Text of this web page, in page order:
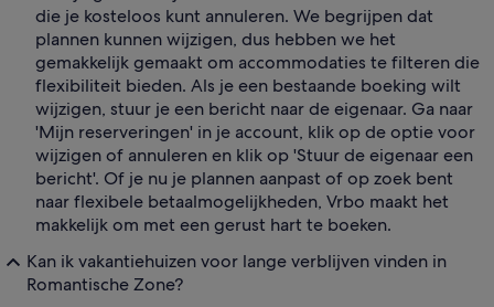
die je kosteloos kunt annuleren. We begrijpen dat
plannen kunnen wijzigen, dus hebben we het
gemakkelijk gemaakt om accommodaties te filteren die
flexibiliteit bieden. Als je een bestaande boeking wilt
wijzigen, stuur je een bericht naar de eigenaar. Ga naar
'Mijn reserveringen' in je account, klik op de optie voor
wijzigen of annuleren en klik op 'Stuur de eigenaar een
bericht'. Of je nu je plannen aanpast of op zoek bent
naar flexibele betaalmogelijkheden, Vrbo maakt het
makkelijk om met een gerust hart te boeken.
Kan ik vakantiehuizen voor lange verblijven vinden in
Romantische Zone?